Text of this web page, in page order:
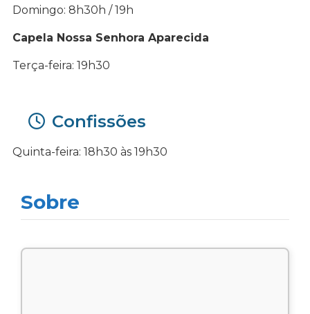
Domingo: 8h30h / 19h
Capela Nossa Senhora Aparecida
Terça-feira: 19h30
Confissões
Quinta-feira: 18h30 às 19h30
Sobre